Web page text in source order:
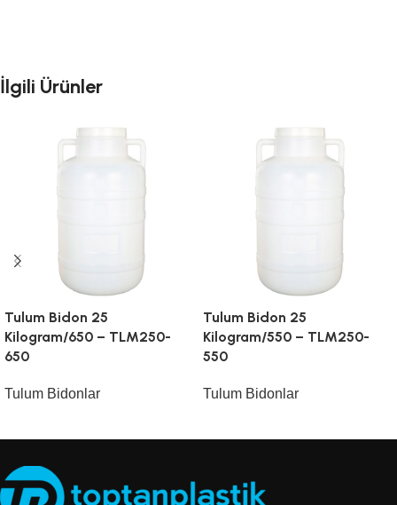
İlgili Ürünler
Tulum Bidon 25
Kilogram/650 – TLM250-
650
Tulum Bidonlar
Tulum Bidon 25
Kilogram/550 – TLM250-
550
Tulum Bidonlar